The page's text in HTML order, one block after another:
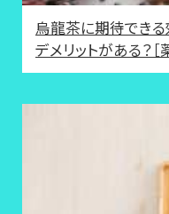
烏龍茶に期待でき
デメリットがある？［